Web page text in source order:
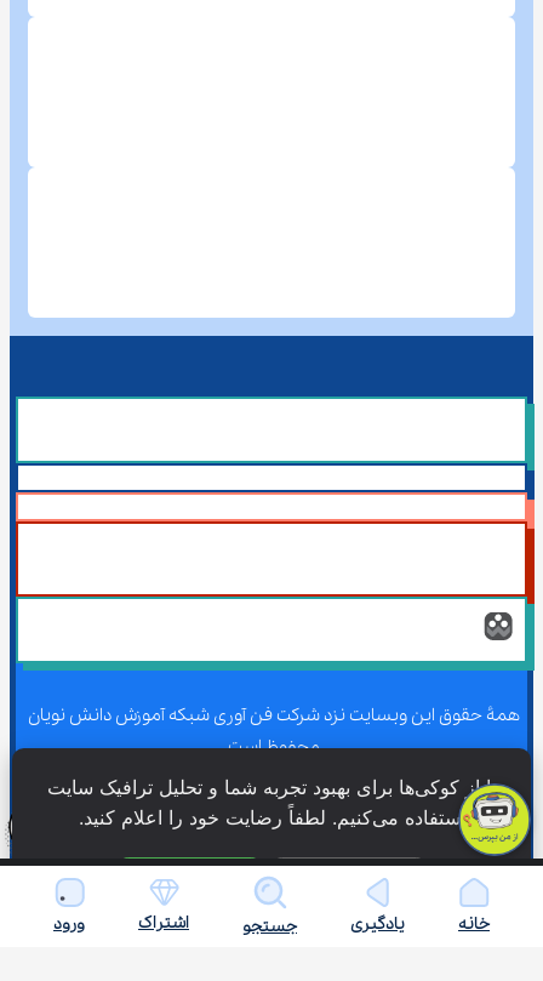
همۀ حقوق این وبسایت نزد شرکت فن آوری شبکه آموزش دانش نویان
محفوظ است.
همۀ حقوق این وبسایت نزد شرکت فن آوری شبکه آموزش دانش نویان
محفوظ است.
خانه یادگیری جستجو اشتراک ورود
ما از کوکی‌ها برای بهبود تجربه شما و تحلیل ترافیک سایت
استفاده می‌کنیم. لطفاً رضایت خود را اعلام کنید.
فقط ضروری پذیرش همه